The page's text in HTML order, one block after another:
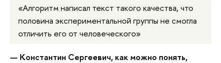
«Алгоритм написал текст такого качества, что
половина экспериментальной группы не смогла
отличить его от человеческого»
— Константин Сергеевич, как можно понять,